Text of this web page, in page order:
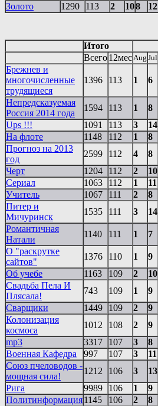
Золото 1290 113 2 108 12
Итого
Всего12мес Aug Jul
Брежнев и
многочисленные
трудящиеся
1396 113 1 6
Непредсказуемая
Россия 2014 года
1594 113 1 8
Ups !!!
1091 113 3 14
На флоте
1148 112 1 8
Прогноз на 2013
год
2599 112 4 8
Черт
1204 112 2 10
Сериал
1063 112 1 11
Учитель
1067 111 2 8
Питер и
Мичуринск
1535 111 3 14
Романтичная
Натали
1140 111 1 7
О "раскрутке
сайтов"
1376 110 1 9
Об учебе
1163 109 2 10
Свадьба Пела И
Плясала!
743 109 1 9
Сварщики
1449 109 2 9
Колонизация
космоса
1012 108 2 9
mp3
3317 107 3 8
Военная Кафедра
997 107 3 11
Союз пчеловодов -
мощная сила!
1212 106 3 13
Рига
9989 106 1 9
Политинформация1145 106 2 8